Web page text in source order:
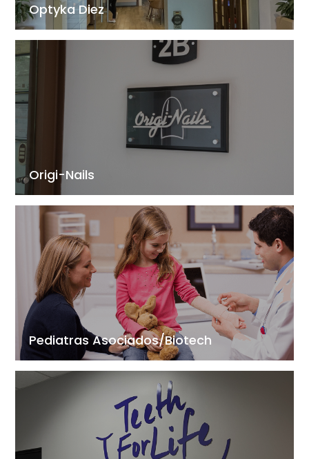
Optyka Diez
Origi-Nails
Pediatras Asociados/Biotech